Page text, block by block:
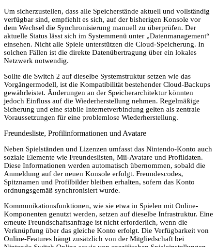
Um sicherzustellen, dass alle Speicherstände aktuell und vollständig
verfügbar sind, empfiehlt es sich, auf der bisherigen Konsole vor
dem Wechsel die Synchronisierung manuell zu überprüfen. Der
aktuelle Status lässt sich im Systemmenü unter „Datenmanagement“
einsehen. Nicht alle Spiele unterstützen die Cloud-Speicherung. In
solchen Fällen ist die direkte Datenübertragung über ein lokales
Netzwerk notwendig.
Sollte die Switch 2 auf dieselbe Systemstruktur setzen wie das
Vorgängermodell, ist die Kompatibilität bestehender Cloud-Backups
gewährleistet. Änderungen an der Speicherarchitektur könnten
jedoch Einfluss auf die Wiederherstellung nehmen. Regelmäßige
Sicherung und eine stabile Internetverbindung gelten als zentrale
Voraussetzungen für eine problemlose Wiederherstellung.
Freundesliste, Profilinformationen und Avatare
Neben Spielständen und Lizenzen umfasst das Nintendo-Konto auch
soziale Elemente wie Freundeslisten, Mii-Avatare und Profildaten.
Diese Informationen werden automatisch übernommen, sobald die
Anmeldung auf der neuen Konsole erfolgt. Freundescodes,
Spitznamen und Profilbilder bleiben erhalten, sofern das Konto
ordnungsgemäß synchronisiert wurde.
Kommunikationsfunktionen, wie sie etwa in Spielen mit Online-
Komponenten genutzt werden, setzen auf dieselbe Infrastruktur. Eine
erneute Freundschaftsanfrage ist nicht erforderlich, wenn die
Verknüpfung über das gleiche Konto erfolgt. Die Verfügbarkeit von
Online-Features hängt zusätzlich von der Mitgliedschaft bei